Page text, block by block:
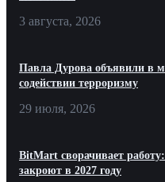
3 августа, 2026
Павла Дурова объявили в
содействии терроризму
29 июля, 2026
BitMart сворачивает
закроют в 2027 году